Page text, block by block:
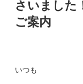
さいました
ご案内
いつも